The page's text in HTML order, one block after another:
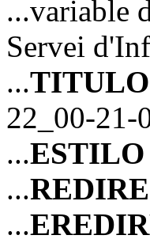
...variable
Servei
...TITULO
22_00-21-
...ESTILO
...
...